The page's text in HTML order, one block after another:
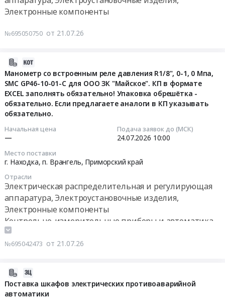
Электронные компоненты
№695050750 от 21.07.26
2
Манометр со встроенным реле давления R1/8", 0-1, 0 Мпа,
SMC GP46-10-01-C для ООО ЗК "Майское". КП в формате
EXCEL заполнять обязательно! Упаковка обрешётка -
обязательно. Если предлагаете аналоги в КП указывать
обязательно.
Начальная цена
—
Подача заявок до (МСК)
24.07.2026 10:00
Место поставки
г. Находка, п. Врангель, Приморский край
Отрасли
Электрическая распределительная и регулирующая
аппаратура, Электроустановочные изделия,
Электронные компоненты
Контрольно-измерительные приборы и автоматика,
монтаж и обслуживание
№695042473 от 21.07.26
Поставка шкафов электрических противоаварийной
автоматики